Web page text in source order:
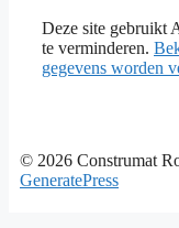
Deze site gebruikt
te verminderen.
gegevens worden
© 2026 Construmat
GeneratePress